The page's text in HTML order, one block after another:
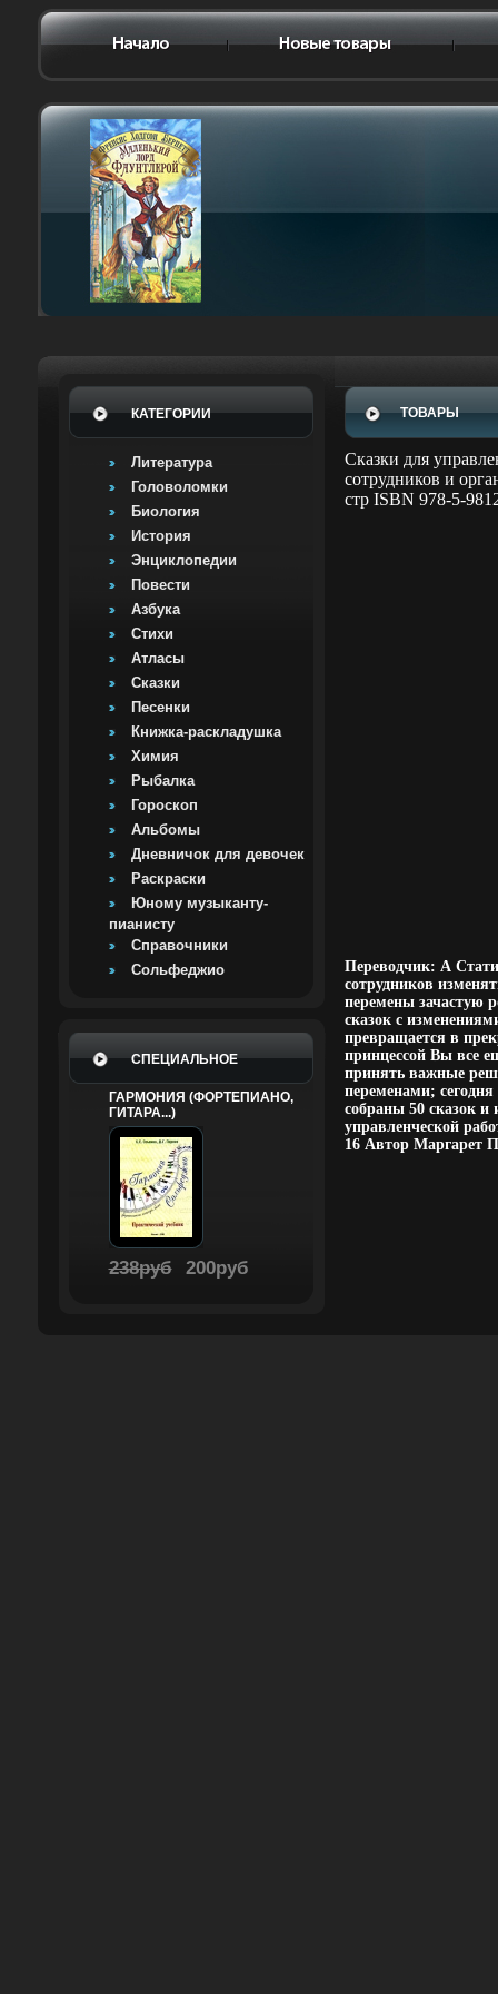
КАТЕГОРИИ
Литература
Головоломки
Биология
История
Энциклопедии
Повести
Азбука
Стихи
Атласы
Сказки
Песенки
Книжка-раскладушка
Химия
Рыбалка
Гороскоп
Альбомы
Дневничок для девочек
Раскраски
Юному музыканту-
пианисту
Справочники
Сольфеджио
СПЕЦИАЛЬНОЕ
ГАРМОНИЯ (ФОРТЕПИАНО,
ГИТАРА...)
238руб 200руб
ТОВАРЫ
Сказки для
сотрудников и
стр ISBN 978-5-
Переводчик: А
сотрудников
перемены зачастую
сказок с
превращается в
принцессой Вы все
принять важные
переменами;
собраны 50 сказок
управленческой
16 Автор Маргарет